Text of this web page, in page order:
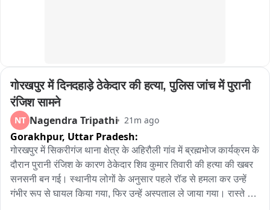
गोरखपुर में दिनदहाड़े ठेकेदार की हत्या, पुलिस जांच में पुरानी
रंजिश सामने
NT Nagendra Tripathi 21m ago
Gorakhpur, Uttar Pradesh:
गोरखपुर में सिकरीगंज थाना क्षेत्र के अहिरौली गांव में ब्रह्मभोज कार्यक्रम के
दौरान पुरानी रंजिश के कारण ठेकेदार शिव कुमार तिवारी की हत्या की खबर
सनसनी बन गई। स्थानीय लोगों के अनुसार पहले रॉड से हमला कर उन्हें
गंभीर रूप से घायल किया गया, फिर उन्हें अस्पताल ले जाया गया। रास्ते में